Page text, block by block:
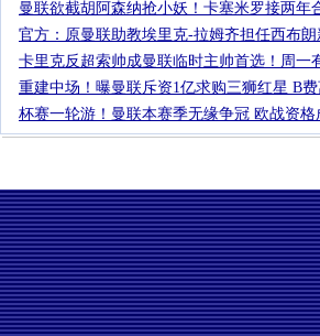
曼联欲截胡阿森纳抢小妖！卡塞米罗接两年
官方：原曼联助教埃里克-拉姆齐担任西布朗
卡里克反超索帅成曼联临时主帅首选！周一
重建中场！曝曼联斥资1亿求购三狮红星 B费
杯赛一轮游！曼联本赛季无缘争冠 欧战资格